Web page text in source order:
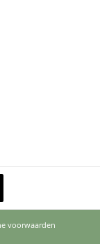
voorwaarden